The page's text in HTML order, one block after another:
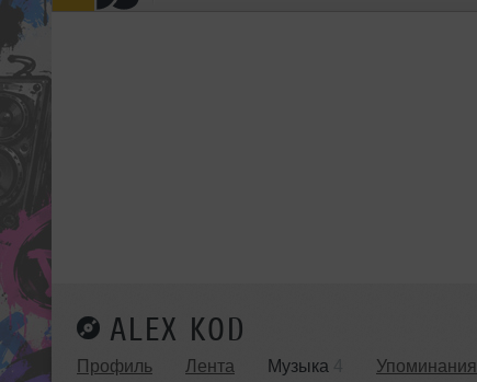
ALEX KOD
Профиль Лента Музыка Упоминания